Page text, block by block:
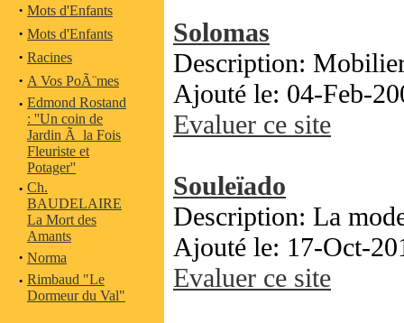
· Mots d'Enfants
· Mots d'Enfants
· Racines
· A Vos PoÃ¨mes
· Edmond Rostand
: ''Un coin de
Jardin Ã la Fois
Fleuriste et
Potager''
· Ch.
BAUDELAIRE
La Mort des
Amants
· Norma
· Rimbaud "Le
Dormeur du Val"
Solomas
Description:
Ajouté le: 04-Feb-
Evaluer ce site
Souleïado
Description: La
Ajouté le: 17-Oct-
Evaluer ce site